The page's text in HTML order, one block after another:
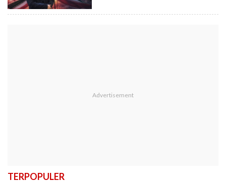
TERPOPULER